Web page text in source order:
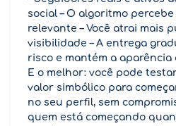
social – O algoritmo
relevante – Você atrai mais
visibilidade – A entrega
risco e mantém a aparência
E o melhor: você pode
valor simbólico para
no seu perfil, sem
quem está começando